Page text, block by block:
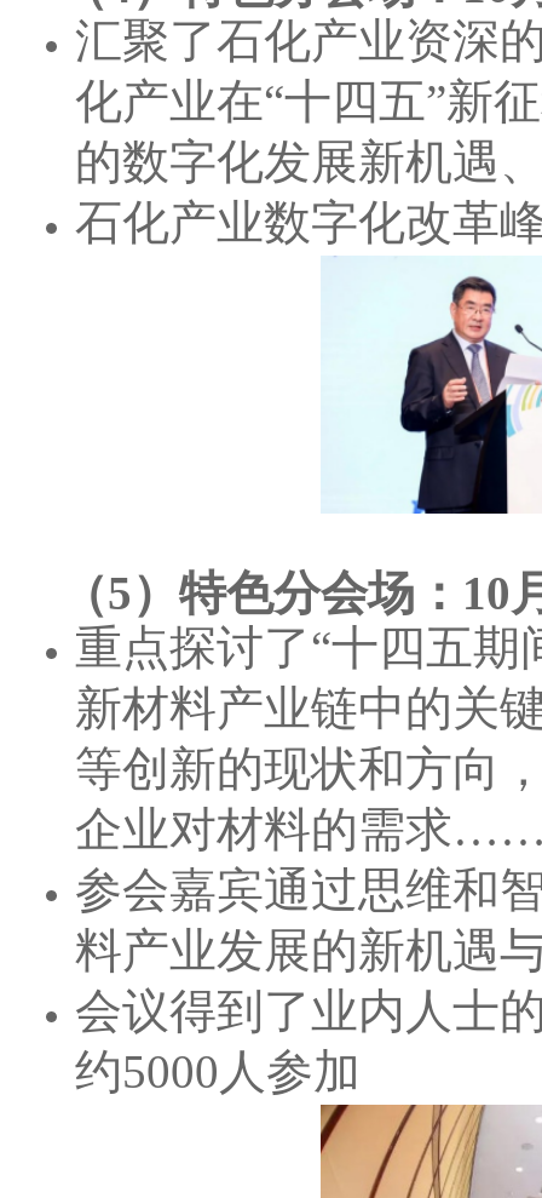
汇聚了石化产业资深
化产业在“十四五”新
的数字化发展新机遇
石化产业数字化改革
（5）特色分会场：
重点探讨了“十四五
新材料产业链中的关
等创新的现状和方向
企业对材料的需求
参会嘉宾通过思维和
料产业发展的新机遇
会议得到了业内人士
约5000人参加